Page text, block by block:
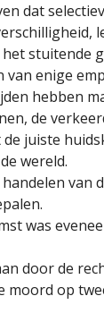
dat
het stuitende
enige
hebben
de
juiste
wereld.
van
was
door de
moord op